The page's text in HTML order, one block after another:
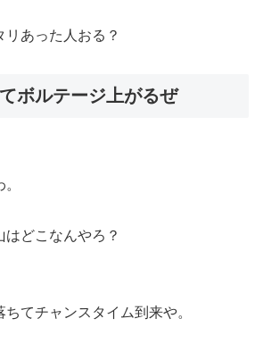
あった人おる？
ボルテージ上がるぜ
どこなんやろ？
てチャンスタイム到来や。